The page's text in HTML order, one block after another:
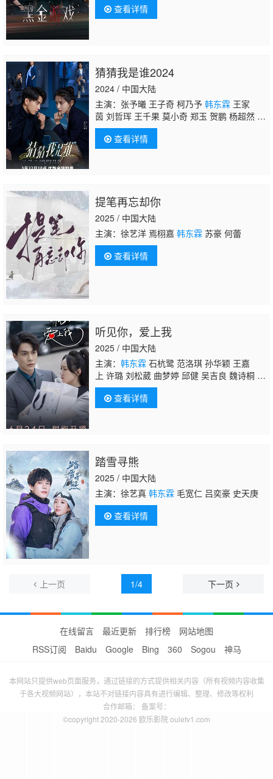
查看详情
猜猜我是谁2024
2024 / 中国大陆
主演：张予曦 王子奇 柯乃予 韩东霖王家
茵 刘哲珲 王千果 莫小奇 郑玉 贺鹏 杨超然 李
京沐 江鹏 刘潺 金珈 杨冬麒
查看详情
提笔再忘却你
2025 / 中国大陆
主演：徐艺洋 焉栩嘉 韩东霖苏豪 何蕾
查看详情
听见你，爱上我
2025 / 中国大陆
主演： 韩东霖石杭鹭 范洛琪 孙华颖 王嘉
上 许璐 刘松葳 曲梦婷 邱健 吴吉良 魏诗桐 吴
胜举 杨红星 何雅晨 高亿杰 宁旭炀 赵瑞颖 滕
玉姣 高龙 杨延歌 魏成博 孟杰 徐新平 宋鲲
鵬 陆思宇 姜立夫 刘鹏刚
查看详情
踏雪寻熊
2025 / 中国大陆
主演：徐艺真 韩东霖毛宽仁 吕奕豪 史天庚
查看详情
上一页 1/4 下一页
在线留言 最近更新 排行榜
网站地图
RSS订阅
Baidu Google Bing 360 Sogou 神马
本网站只提供web页面服务，通过链接的方式提供相关内容（所有视频内容收集
于各大视频网站），本站不对链接内容具有进行编辑、整理、修改等权利
合作邮箱： 备案号：
©copyright 2020-2026 欧乐影院 ouletv1.com